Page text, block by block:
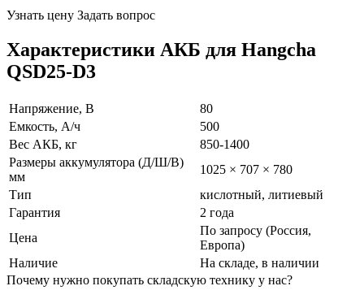
Узнать цену Задать вопрос
Характеристики АКБ для Hangcha
QSD25-D3
Напряжение, В
80
Емкость, А/ч
500
Вес АКБ, кг
850-1400
Размеры аккумулятора (Д/Ш/В)
мм
1025 × 707 × 780
Тип
кислотный, литиевый
Гарантия
2 года
Цена
По запросу (Россия,
Европа)
Наличие
На складе, в наличии
Почему нужно покупать складскую технику у нас?